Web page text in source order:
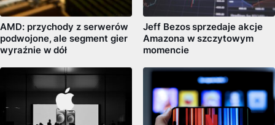
AMD: przychody z serwerów
podwojone, ale segment gier
wyraźnie w dół
Jeff Bezos sprzedaje akcje
Amazona w szczytowym
momencie